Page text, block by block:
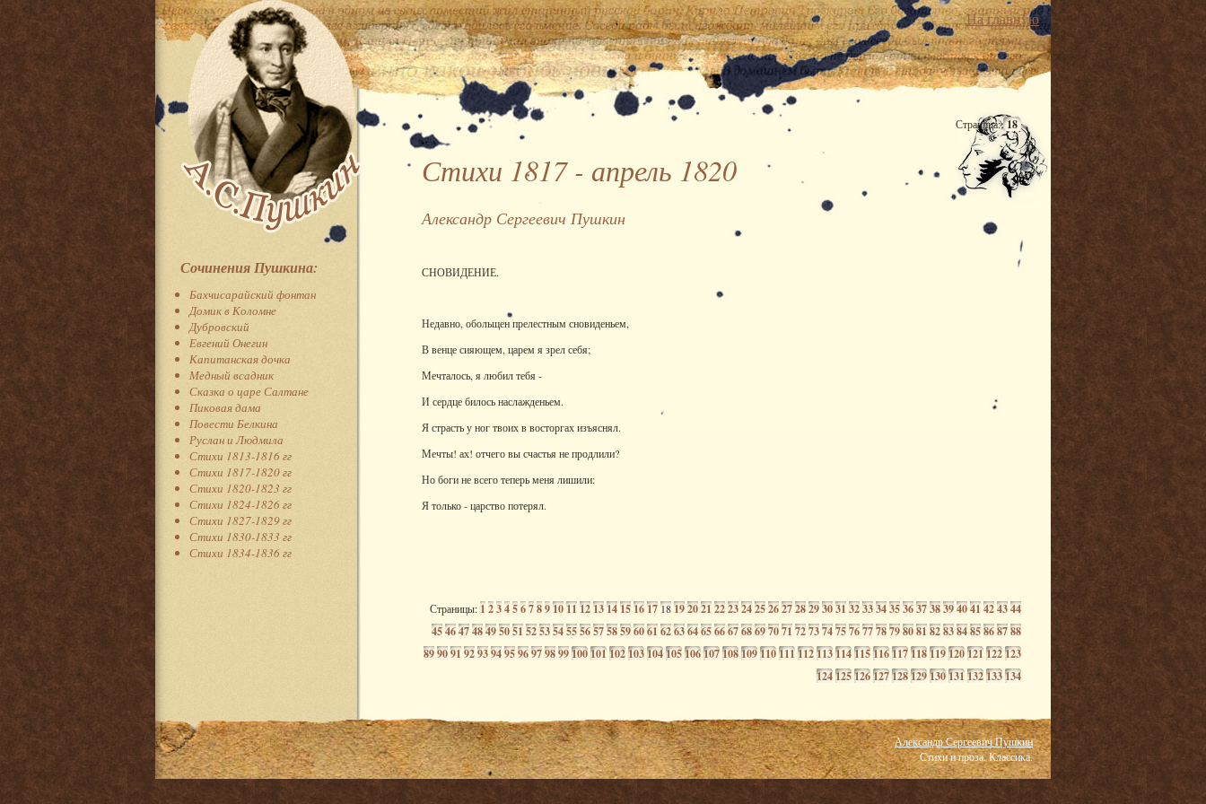
Сочинения Пушкина:
Бахчисарайский фонтан
Домик в Коломне
Дубровский
Евгений Онегин
Капитанская дочка
Медный всадник
Сказка о царе Салтане
Пиковая дама
Повести Белкина
Руслан и Людмила
Стихи 1813-1816 гг
Стихи 1817-1820 гг
Стихи 1820-1823 гг
Стихи 1824-1826 гг
Стихи 1827-1829 гг
Стихи 1830-1833 гг
Стихи 1834-1836 гг
На главную
Страница: 18
Стихи 1817 - апрель 1820
Александр Сергеевич Пушкин
СНОВИДЕНИЕ.
Недавно, обольщен прелестным сновиденьем,
В венце сияющем, царем я зрел себя;
Мечталось, я любил тебя -
И сердце билось наслажденьем.
Я страсть у ног твоих в восторгах изъяснял.
Мечты! ах! отчего вы счастья не продлили?
Но боги не всего теперь меня лишили:
Я только - царство потерял.
Страницы:1 234567891011121314151617181920212223242526272829303132333435363738394041424344
4546474849505152535455565758596061626364656667686970717273747576777879808182838485868788
8990919293949596979899100101102103104105106107108109110111112113114115116117118119120121122123
124125126127128129130131132133134
Александр Сергеевич Пушкин
Стихи и проза. Классика.